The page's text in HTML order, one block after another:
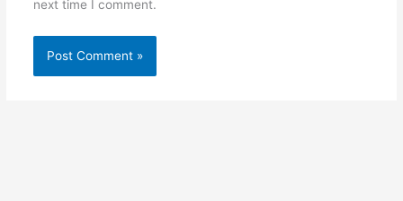
next time I comment.